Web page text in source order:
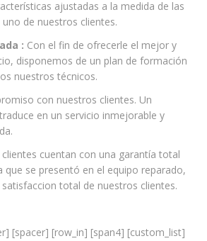
ajustadas a la medida de las
de nuestros clientes.
: Con el fin de ofrecerle el mejor y
disponemos de un plan de formación
nuestros técnicos.
con nuestros clientes. Un
en un servicio inmejorable y
cuentan con una garantía total
que se presentó en el equipo reparado,
total de nuestros clientes.
[spacer] [row_in] [span4] [custom_list]